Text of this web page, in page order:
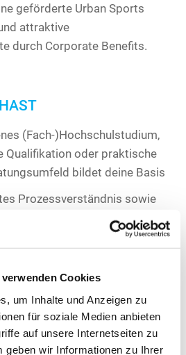
Cookies
um Inhalte und Anzeigen zu
für soziale Medien anbieten
auf unsere Internetseiten zu
geben wir Informationen zu Ihrer
geförderte Urban Sports
attraktive
durch Corporate Benefits.
(Fach-)Hochschulstudium,
Qualifikation oder praktische
bildet deine Basis
Prozessverständnis sowie
Sachverhalte zielgerichtet
vermitteln, zeichnen dich aus
Herausforderungen
mit dem Anspruch, Dinge
nachhaltig zu verbessern
du die Energiewirtschaft